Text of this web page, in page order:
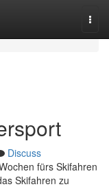
Discuss
fürs Skifahren
Skifahren zu